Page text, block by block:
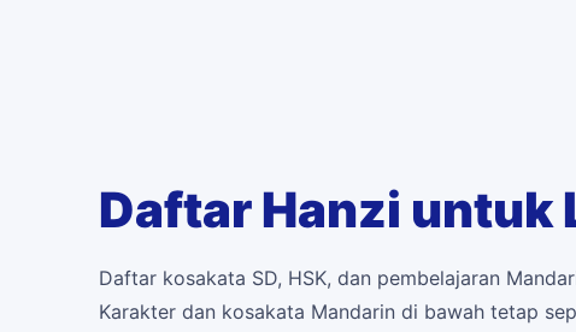
Daftar Hanzi untuk
Daftar kosakata SD, HSK, dan pembelajaran
Karakter dan kosakata Mandarin di bawah tetap